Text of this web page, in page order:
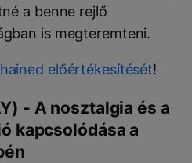
a benne rejlő
is megteremteni.
előértékesítését!
- A nosztalgia és a
kapcsolódása a